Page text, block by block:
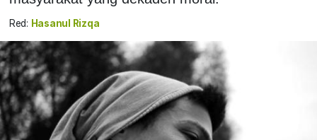
Red: Hasanul Rizqa